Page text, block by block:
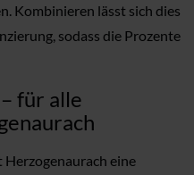
Kombinieren lässt sich dies
sodass die Prozente
für alle
eine